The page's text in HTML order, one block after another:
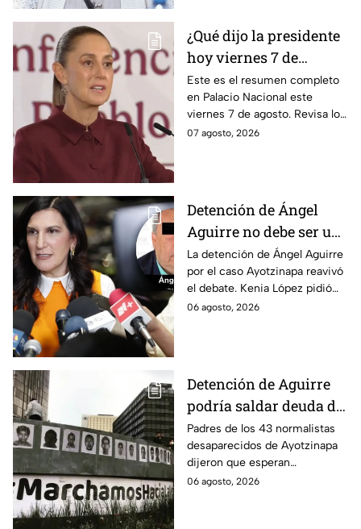
¿Qué dijo la presidente
hoy viernes 7 de
agosto? Resumen EN
VIVO
Este es el resumen completo
en Palacio Nacional este
viernes 7 de agosto. Revisa los
datos presentados y las
07 agosto, 2026
Detención de Ángel
Aguirre no debe ser un
distractor, pide Kenia
López; exige justicia
por caso Ayotzinapa
La detención de Ángel Aguirre
por el caso Ayotzinapa reavivó
el debate. Kenia López pidió
que no sea un distractor
06 agosto, 2026
Detención de Aguirre
podría saldar deuda de
justicia: padres de los
43 de Ayotzinapa
Padres de los 43 normalistas
desaparecidos de Ayotzinapa
dijeron que esperan
información oficial sobre la
06 agosto, 2026